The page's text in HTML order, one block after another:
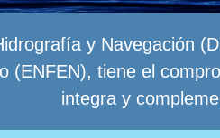
y Navegación
(ENFEN), tiene el
integra y